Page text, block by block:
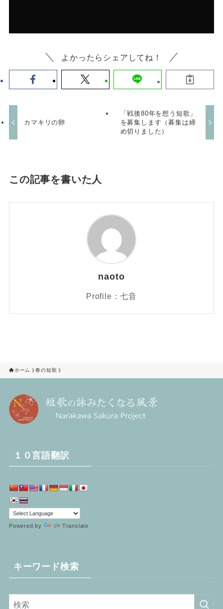
よかったらシェアしてね！
カマキリの卵
「戦後80年を想う短歌」
を募集します（募集は締
め切りました）
この記事を書いた人
naoto
Profile：七音
ホーム 春の短歌
１０言語翻訳
Powered by Translate
キーワード検索